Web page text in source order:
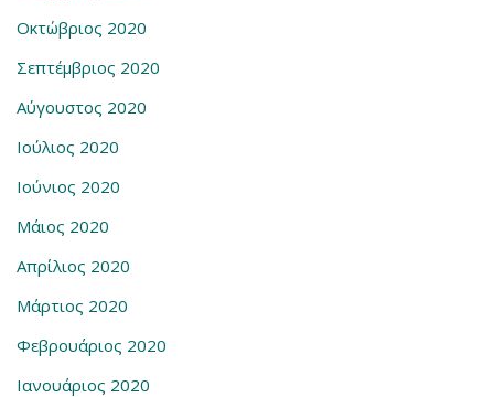
Οκτώβριος 2020
Σεπτέμβριος 2020
Αύγουστος 2020
Ιούλιος 2020
Ιούνιος 2020
Μάιος 2020
Απρίλιος 2020
Μάρτιος 2020
Φεβρουάριος 2020
Ιανουάριος 2020